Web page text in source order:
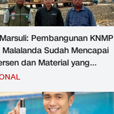
Pembangunan KNMP
Malalanda Sudah Mencapai
dan Material yang
Sudah Sesuai Hasil Uji